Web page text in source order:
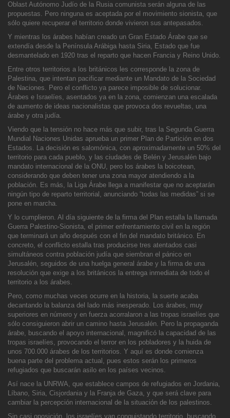
Oblast Autónomo Judío de la Rusia comunista serán alguna de las
propuestas. Pero ninguna es aceptada por el movimiento sionista, que
sólo quiere recuperar el territorio donde vivieron sus antepasados.
Y mientras los árabes habían creado un Gran Estado Árabe que se
extendía desde la Península Arábiga hasta Siria, Estado que fue
desmantelado en 1920 tras el reparto que hacen Francia y Reino Unido.
Entre otros territorios a los británicos les corresponde la zona de
Palestina, que intentan pacificar mediante un Mandato de la Sociedad
de Naciones. Pero el conflicto ya parece imposible de solucionar.
Árabes e Israelíes, asentados ya en la zona, comienzan una escalada
de aumento de ideas nacionalistas que provoca dos revueltas, una
árabe y otra judía.
Viendo que la tensión no hace más que subir, tras la Segunda Guerra
Mundial Naciones Unidas aprueba un primer Plan de Partición en dos
Estados. La decisión es salomónica, con aproximadamente un 50% del
territorio para cada pueblo, y las ciudades de Belén y Jerusalén bajo
mandato internacional de la ONU, pero los árabes la boicotean,
considerando que deben tener una zona mayor atendiendo a la
población. Es más, la Liga Árabe llega a manifestar que no aceptarán
ningún tipo de reparto territorial, anunciando “todas las medidas” si se
pone en marcha.
Y lo cumplieron. Al día siguiente de la firma del Plan estalla la llamada
Guerra Palestino-Sionista, el primer enfrentamiento civil en la región
que terminará un año después con el fin del mandato británico. En
concreto, el conflicto estalla tras producirse tres atentados casi
simultáneos contra población judía que siembran el pánico en
Jerusalén, seguidos de una huelga general árabe y la firma de una
resolución que exige a los británicos la entrega inmediata de todo el
territorio a los árabes.
Pero, como muchas veces ocurre en la historia, la suerte acaba
decantando la balanza del lado más inesperado. Los árabes, muy
superiores en número y en fuerza acorralaron a las tropas israelíes que
sólo consiguieron abrir un camino hasta Jerusalén. Pero la propaganda
árabe, buscando el apoyo internacional, magnificó la capacidad de las
tropas israelíes, provocando el terror en los pobladores y la huida de
unos 700.000 árabes de los territorios. Y aquí es donde comienza
buena parte del problema actual, pues estos serán los primeros
refugiados que buscarán asilo en los países vecinos.
Así nace la UNRWA, que establece campos de refugiados en Jordania,
Líbano, Siria, Cisjordania y la Franja de Gaza, y que será clave para
cambiar la percepción internacional de la situación de los palestinos.
Sin casi oposición, los israelíes van conquistando territorio, buscando